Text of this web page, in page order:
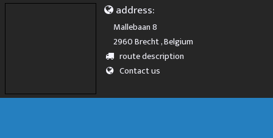
address:
Mallebaan 8
2960 Brecht , Belgium
route description
Contact us